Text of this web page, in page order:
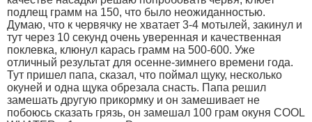
подлещ грамм на 150, что было неожиданностью.
Думаю, что к червячку не хватает 3-4 мотылей, закинул и
тут через 10 секунд очень уверенная и качественная
поклевка, клюнул карась грамм на 500-600. Уже
отличный результат для осенне-зимнего времени года.
Тут пришел папа, сказал, что поймал щуку, несколько
окуней и одна щука обрезала снасть. Папа решил
замешать другую прикормку и он замешивает не
побоюсь сказать грязь, он замешал 100 грам окуня COOL